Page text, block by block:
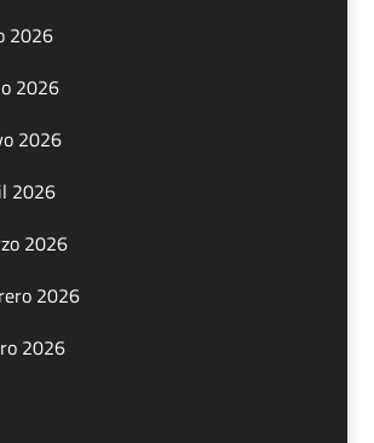
2026
2026
2026
2026
2026
2026
2026